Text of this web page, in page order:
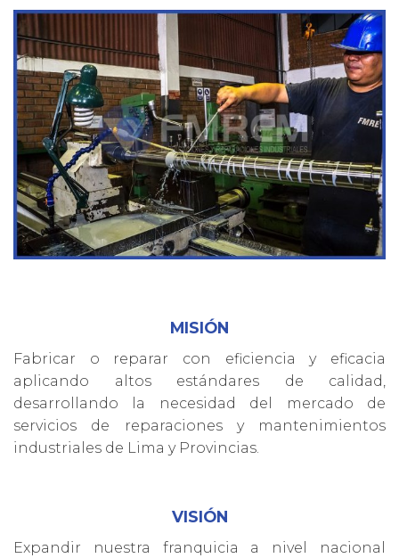
MISIÓN
Fabricar o reparar con eficiencia y eficacia
aplicando altos estándares de calidad,
desarrollando la necesidad del mercado de
servicios de reparaciones y mantenimientos
industriales de Lima y Provincias.
VISIÓN
Expandir nuestra franquicia a nivel nacional